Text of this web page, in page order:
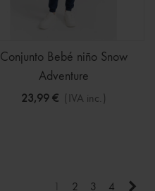
Conjunto Bebé niño Snow
Adventure
23,99 € (IVA inc.)
2 3 4